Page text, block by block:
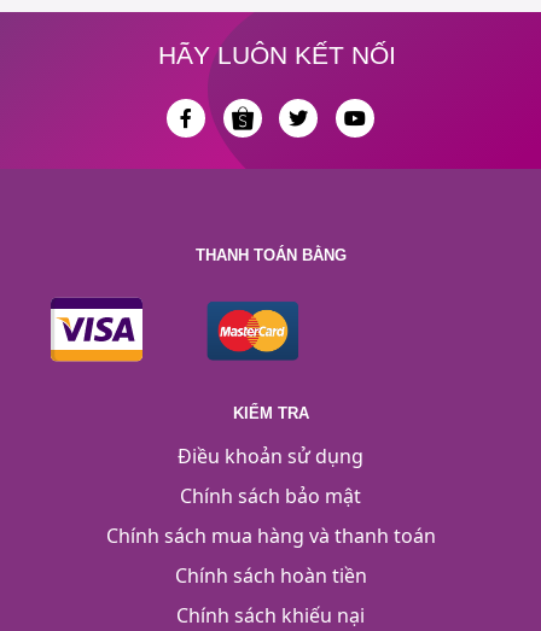
HÃY LUÔN KẾT NỐI
THANH TOÁN BẰNG
KIỂM TRA
Điều khoản sử dụng
Chính sách bảo mật
Chính sách mua hàng và thanh toán
Chính sách hoàn tiền
Chính sách khiếu nại